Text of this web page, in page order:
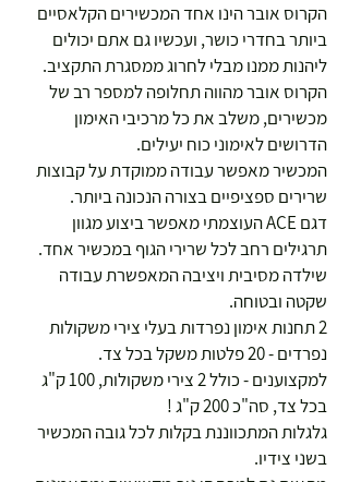
הקרוס אובר הינו אחד המכשירים הקלאסיים
ביותר בחדרי כושר, ועכשיו גם אתם יכולים
ליהנות ממנו מבלי לחרוג ממסגרת התקציב.
הקרוס אובר מהווה תחלופה למספר רב של
מכשירים, משלב את כל מרכיבי האימון
הדרושים לאימוני כוח יעילים.
המכשיר מאפשר עבודה ממוקדת על קבוצות
שרירים ספציפיים בצורה הנכונה ביותר.
דגם ACE העוצמתי מאפשר ביצוע מגוון
תרגילים רחב לכל שרירי הגוף במכשיר אחד.
שילדה מסיבית ויציבה המאפשרת עבודה
שקטה ובטוחה.
2 תחנות אימון נפרדות בעלי צירי משקולות
נפרדים - 20 פלטות משקל בכל צד.
למקצוענים - כולל 2 צירי משקולות, 100 ק"ג
בכל צד, סה"כ 200 ק"ג !
גלגלות המתכווננת בקלות לכל גובה המכשיר
בשני צידיו.